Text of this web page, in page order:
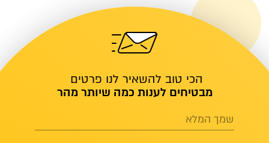
הכי טוב להשאיר לנו פרטים
מבטיחים לענות כמה שיותר מהר
שמך המלא